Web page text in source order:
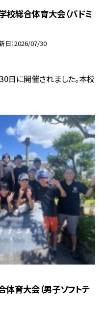
校総合体育大会（バドミ
日 2026/07/30
日に開催されました。本校
育大会（男子ソフトテ